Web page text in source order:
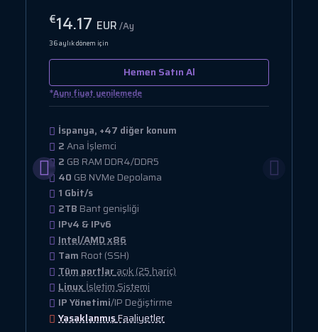
€14.17 EUR/Ay
36 aylık dönem için
Hemen Satın Al
*Aynı fiyat yenilemede
İspanya, +47 diğer konum
2Ana İşlemci
2 GB RAM DDR4/DDR5
40 GB NVMe Depolama
1 Gbit/s
2TB Bant genişliği
IPv4 & IPv6
Intel/AMD x86
Tam Root (SSH)
Tüm portlaraçık (25 hariç)
Linuxİşletim Sistemi
IP Yönetimi/IP Değiştirme
YasaklanmışFaaliyetler